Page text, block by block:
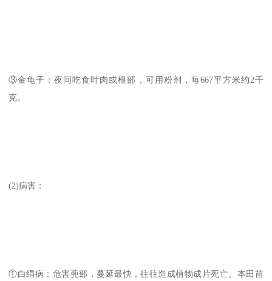
③金龟子：夜间吃食叶肉或根部，可用粉剂，每667平方米约2千
克。
(2)病害：
①白绢病：危害蔸部，蔓延最快，往往造成植物成片死亡。本田苗